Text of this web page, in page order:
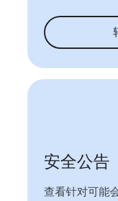
安全公告
查看针对可能